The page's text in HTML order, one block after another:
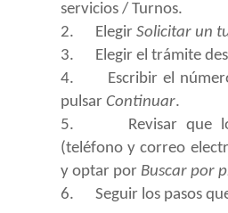
servicios / Turnos.
2. Elegir Solicitar un
3. Elegir el trámite
4. Escribir el
pulsar Continuar.
5. Revisar que los
(teléfono y correo
y optar por Buscar por
6. Seguir los pasos